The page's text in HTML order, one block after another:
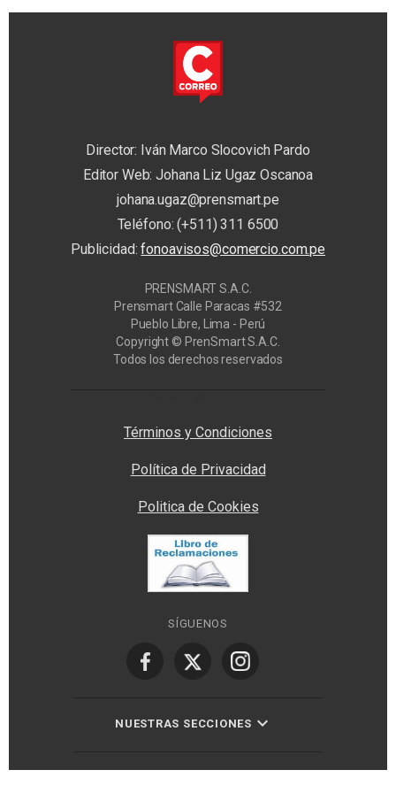
Director: Iván Marco Slocovich Pardo
Editor Web: Johana Liz Ugaz Oscanoa
johana.ugaz@prensmart.pe
Teléfono: (+511) 311 6500
Publicidad:fonoavisos@comercio.com.pe
PRENSMART S.A.C.
Prensmart Calle Paracas #532
Pueblo Libre, Lima - Perú
Copyright © PrenSmart S.A.C.
Todos los derechos reservados
Términos y Condiciones
Política de Privacidad
Politica de Cookies
SÍGUENOS
NUESTRAS SECCIONES